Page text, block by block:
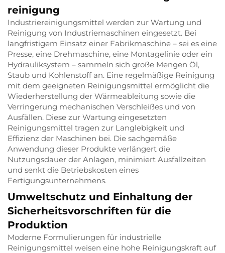
reinigung
Industriereinigungsmittel werden zur Wartung und
Reinigung von Industriemaschinen eingesetzt. Bei
langfristigem Einsatz einer Fabrikmaschine – sei es eine
Presse, eine Drehmaschine, eine Montagelinie oder ein
Hydrauliksystem – sammeln sich große Mengen Öl,
Staub und Kohlenstoff an. Eine regelmäßige Reinigung
mit dem geeigneten Reinigungsmittel ermöglicht die
Wiederherstellung der Wärmeableitung sowie die
Verringerung mechanischen Verschleißes und von
Ausfällen. Diese zur Wartung eingesetzten
Reinigungsmittel tragen zur Langlebigkeit und
Effizienz der Maschinen bei. Die sachgemäße
Anwendung dieser Produkte verlängert die
Nutzungsdauer der Anlagen, minimiert Ausfallzeiten
und senkt die Betriebskosten eines
Fertigungsunternehmens.
Umweltschutz und Einhaltung der
Sicherheitsvorschriften für die
Produktion
Moderne Formulierungen für industrielle
Reinigungsmittel weisen eine hohe Reinigungskraft auf